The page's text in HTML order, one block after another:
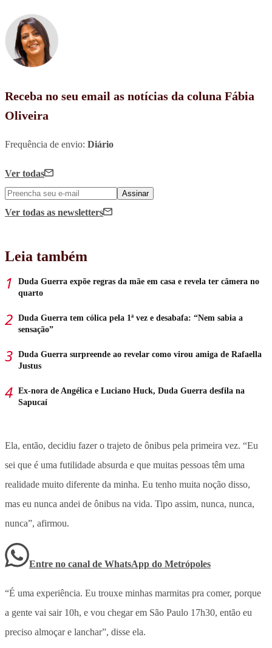
Receba no seu email as notícias da coluna Fábia
Oliveira
Frequência de envio: Diário
Ver todas
Assinar
Ver todas as newsletters
Leia também
Duda Guerra expõe regras da mãe em casa e revela ter câmera no
quarto
Duda Guerra tem cólica pela 1ª vez e desabafa: “Nem sabia a
sensação”
Duda Guerra surpreende ao revelar como virou amiga de Rafaella
Justus
Ex-nora de Angélica e Luciano Huck, Duda Guerra desfila na
Sapucaí
Ela, então, decidiu fazer o trajeto de ônibus pela primeira vez. “Eu
sei que é uma futilidade absurda e que muitas pessoas têm uma
realidade muito diferente da minha. Eu tenho muita noção disso,
mas eu nunca andei de ônibus na vida. Tipo assim, nunca, nunca,
nunca”, afirmou.
Entre no canal de WhatsApp do Metrópoles
“É uma experiência. Eu trouxe minhas marmitas pra comer, porque
a gente vai sair 10h, e vou chegar em São Paulo 17h30, então eu
preciso almoçar e lanchar”, disse ela.